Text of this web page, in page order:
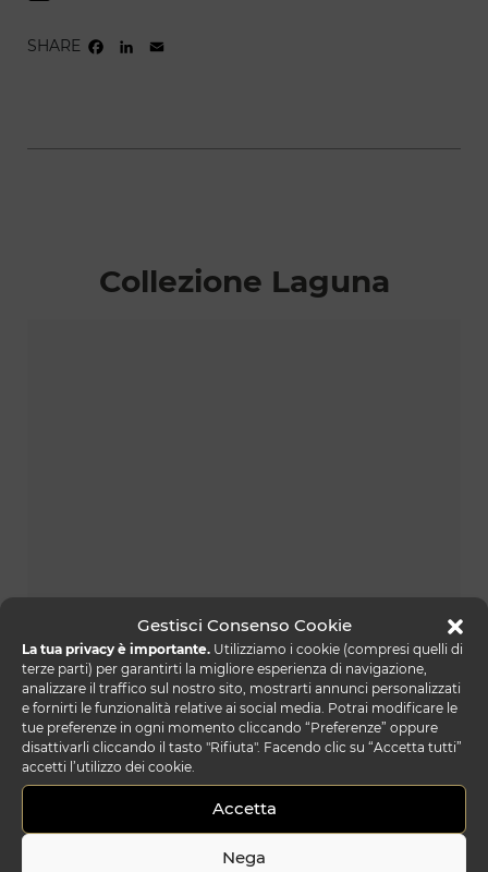
Gestisci Consenso Cookie
La tua privacy è importante. Utilizziamo i cookie (compresi quelli di
terze parti) per garantirti la migliore esperienza di navigazione,
analizzare il traffico sul nostro sito, mostrarti annunci personalizzati
e fornirti le funzionalità relative ai social media. Potrai modificare le
tue preferenze in ogni momento cliccando “Preferenze” oppure
disattivarli cliccando il tasto "Rifiuta". Facendo clic su “Accetta tutti”
accetti l’utilizzo dei cookie.
Accetta
Nega
SHARE FACEBOOK
LINKEDIN
Collezione Laguna
laguna 72